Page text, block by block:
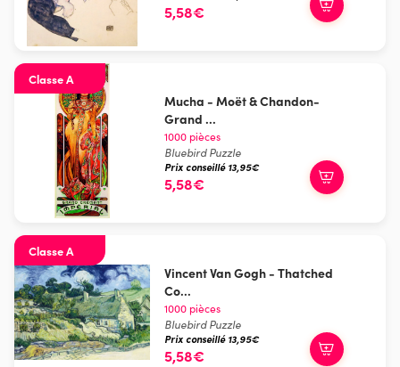
5,58€
Classe A
Mucha - Moët & Chandon-
Grand ...
1000 pièces
Bluebird Puzzle
Prix conseillé 13,95€
5,58€
Classe A
Vincent Van Gogh - Thatched
Co...
1000 pièces
Bluebird Puzzle
Prix conseillé 13,95€
5,58€